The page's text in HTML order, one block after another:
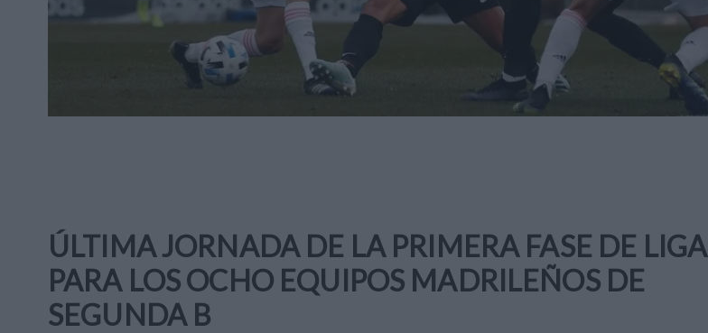
ÚLTIMA JORNADA DE LA PRIMERA FASE DE LIGA
PARA LOS OCHO EQUIPOS MADRILEÑOS DE
SEGUNDA B